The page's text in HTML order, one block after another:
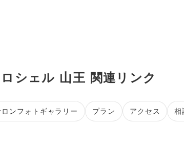
シェル 山王 関連リンク
ンフォトギャラリー プラン アクセス 相